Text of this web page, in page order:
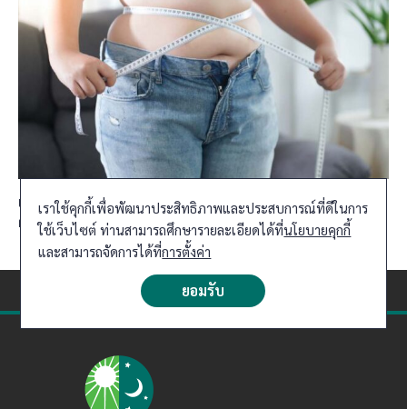
เทรนการลดน้ำหนัก ลดหุ่น ช่วงนี้กำลังมา แต่สุดท้ายก็ไม่ได้
ผล
เราใช้คุกกี้เพื่อพัฒนาประสิทธิภาพและประสบการณ์ที่ดีในการ
ใช้เว็บไซต์ ท่านสามารถศึกษารายละเอียดได้ที่นโยบายคุกกี้
และสามารถจัดการได้ที่การตั้งค่า
ยอมรับ